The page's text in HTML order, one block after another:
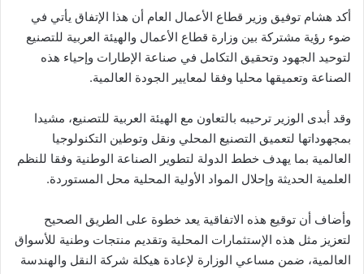
أكد هشام توفيق وزير قطاع الأعمال العام أن هذا الإتفاق يأتي في
ضوء رؤية مشتركة بين وزارة قطاع الأعمال والهيئة العربية للتصنيع
لتوحيد الجهود وتحقيق التكامل في صناعة الإطارات وإحياء هذه
الصناعة وتعميقها محليا وفقا لمعايير الجودة العالمية.
وقد أبدى الوزير ترحيبه بالتعاون مع الهيئة العربية للتصنيع، مشيدا
بمجهوداتها لتعميق التصنيع المحلي ونقل وتوطين التكنولوجيا
العالمية بما يهدف خطط الدولة لتطوير الصناعة الوطنية وفقا للنظم
العلمية الحديثة وإحلال المواد الأولية المحلية محل المستوردة.
وأضاف أن توقيع هذه الاتفاقية يعد خطوة على الطريق الصحيح
لتعزيز مثل هذه الإستثمارات المحلية وتقديم منتجات وطنية للأسواق
العالمية، ضمن مساعي الوزارة لإعادة هيكلة شركة النقل والهندسة